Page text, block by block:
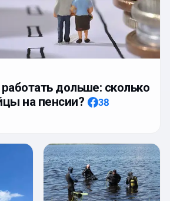
дольше: сколько
на пенсии?
38